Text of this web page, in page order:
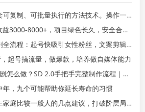
、可批量执行的方法技术。操作一个月，整年不用愁!
，项目绿色长久，安全合规靠谱，可批量放大。扶持工作室和分公司
快吸引女性粉丝，文案剪辑视频制作一站式搞定，多种变现方式都可做
起号搞流量，做爆款，培养做自媒体能力
2.0手把手完整制作流程｜Higgsfield 14天SD 2.0/2.5无限生成
年，九个可能帮助你延长寿命的习惯
般人的几点建议，打破阶层局限，实现个人与家族代际向上跃升